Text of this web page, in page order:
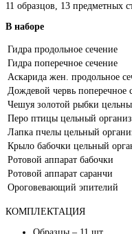
11 образцов, 13 предметных
В наборе
Гидра продольное сечение
Гидра поперечное сечение
Аскарида жен. продольное
Дождевой червь поперечное
Чешуя золотой рыбки
Перо птицы цельный
Лапка пчелы цельный
Крыло бабочки цельный
Ротовой аппарат бабочки
Ротовой аппарат саранчи
Ороговевающий эпителий
КОМПЛЕКТАЦИЯ